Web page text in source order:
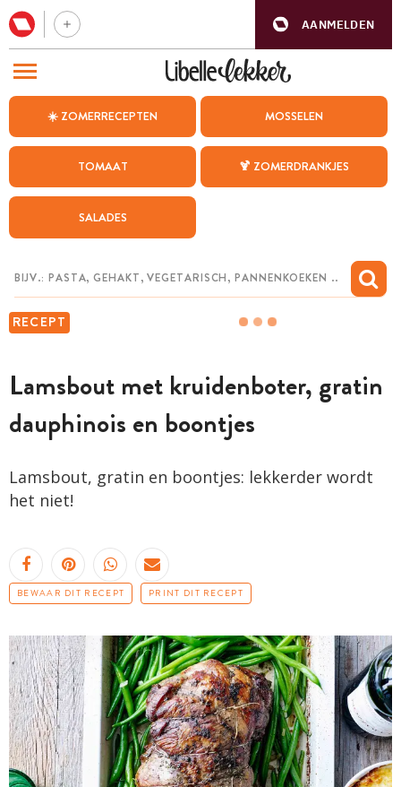
AANMELDEN
☀️ ZOMERRECEPTEN MOSSELEN
TOMAAT 🍹 ZOMERDRANKJES
SALADES
RECEPT
Lamsbout met kruidenboter, gratin
dauphinois en boontjes
Lamsbout, gratin en boontjes: lekkerder wordt
het niet!
BEWAAR DIT RECEPT PRINT DIT RECEPT
BEZOEK ONZE ANDERE WEBSITES
WEEKMENU
CHAT MET MAIA
MIJN BEWAARDE RECEPTEN